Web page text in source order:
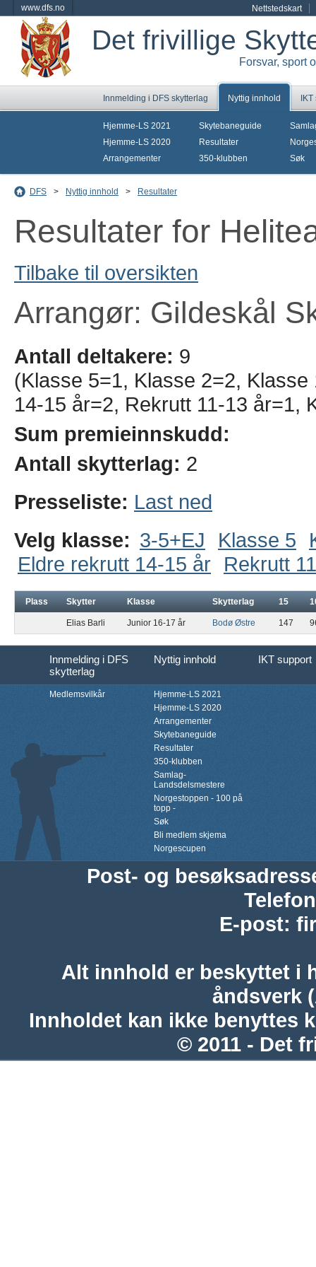
www.dfs.no Nettstedskart
Det frivillige
Forsvar, sport
Innmelding i DFS skytterlag Nyttig innhold
Hjemme-LS 2021
Hjemme-LS 2020
Arrangementer
Skytebaneguide
Resultater
350-klubben
Søk
DFS > Nyttig innhold > Resultater
Resultater for
Tilbake til oversikten
Arrangør: Gildeskål
Antall deltakere: 9
(Klasse 5=1, Klasse 2=2,
14-15 år=2, Rekrutt 11-13 år=1,
Sum premieinnskudd:
Antall skytterlag: 2
Presseliste: Last ned
Velg klasse: 3-5+EJ Klasse 5
Eldre rekrutt 14-15 år
Rekrutt
Plass Skytter Klasse Skytterlag 15
Elias Barli Junior 16-17 år Bodø Østre 147
Innmelding i DFS
skytterlag
Nyttig innhold IKT support
Medlemsvilkår
Hjemme-LS 2021
Hjemme-LS 2020
Arrangementer
Skytebaneguide
Resultater
350-klubben
Samlag-
Landsdelsmestere
Norgestoppen - 100 på
topp -
Søk
Bli medlem skjema
Norgescupen
Post- og
Telefon
E-post:
Alt innhold er beskyttet i
åndsverk
Innholdet kan ikke benyttes
© 2011 - Det